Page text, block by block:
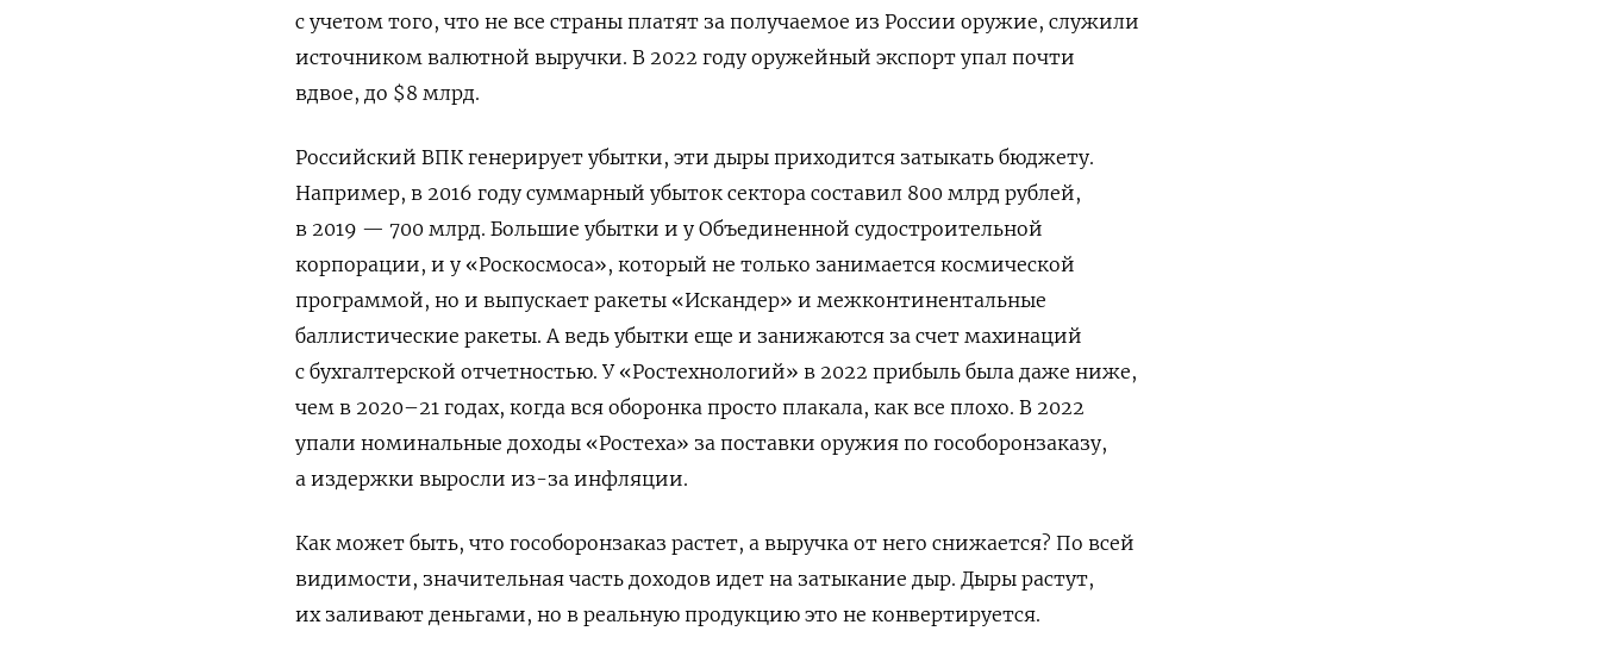
с учетом того, что не все страны платят за получаемое из России оружие, служили
источником валютной выручки. В 2022 году оружейный экспорт упал почти
вдвое, до $8 млрд.
Российский ВПК генерирует убытки, эти дыры приходится затыкать бюджету.
Например, в 2016 году суммарный убыток сектора составил 800 млрд рублей,
в 2019 — 700 млрд. Большие убытки и у Объединенной судостроительной
корпорации, и у «Роскосмоса», который не только занимается космической
программой, но и выпускает ракеты «Искандер» и межконтинентальные
баллистические ракеты. А ведь убытки еще и занижаются за счет махинаций
с бухгалтерской отчетностью. У «Ростехнологий» в 2022 прибыль была даже ниже,
чем в 2020–21 годах, когда вся оборонка просто плакала, как все плохо. В 2022
упали номинальные доходы «Ростеха» за поставки оружия по гособоронзаказу,
а издержки выросли из-за инфляции.
Как может быть, что гособоронзаказ растет, а выручка от него снижается? По всей
видимости, значительная часть доходов идет на затыкание дыр. Дыры растут,
их заливают деньгами, но в реальную продукцию это не конвертируется.